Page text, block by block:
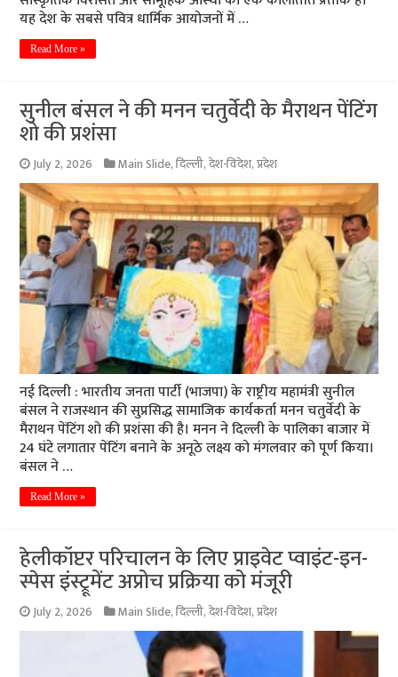
यह देश के सबसे पवित्र धार्मिक आयोजनों में …
Read More »
सुनील बंसल ने की मनन चतुर्वेदी के मैराथन पेंटिंग
शो की प्रशंसा
July 2, 2026 Main Slide,दिल्ली,देश-विदेश,प्रदेश
नई दिल्ली : भारतीय जनता पार्टी (भाजपा) के राष्ट्रीय महामंत्री सुनील
बंसल ने राजस्थान की सुप्रसिद्ध सामाजिक कार्यकर्ता मनन चतुर्वेदी के
मैराथन पेंटिंग शो की प्रशंसा की है। मनन ने दिल्ली के पालिका बाजार में
24 घंटे लगातार पेंटिंग बनाने के अनूठे लक्ष्य को मंगलवार को पूर्ण किया।
बंसल ने …
Read More »
हेलीकॉप्टर परिचालन के लिए प्राइवेट प्वाइंट-इन-
स्पेस इंस्ट्रूमेंट अप्रोच प्रक्रिया को मंजूरी
July 2, 2026 Main Slide,दिल्ली,देश-विदेश,प्रदेश